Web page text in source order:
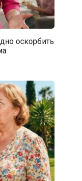
оскорбить